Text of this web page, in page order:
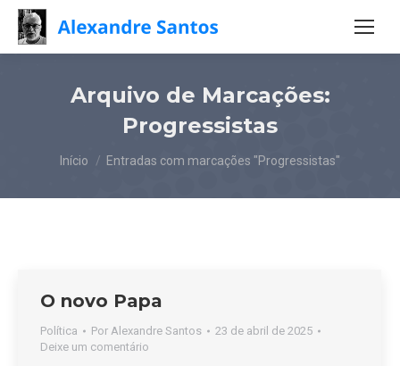
Arquivo de Marcações:
Progressistas
Você está aqui:
Início Entradas com marcações "Progressistas"
O novo Papa
Política Por Alexandre Santos
23 de abril de 2025
Deixe um comentário